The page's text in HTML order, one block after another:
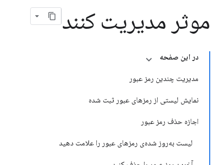
موثر مدیریت کنند
در این صفحه
مدیریت چندین رمز عبور
نمایش لیستی از رمزهای عبور ثبت شده
اجازه حذف رمز عبور
لیست به‌روز شده‌ی رمزهای عبور را علامت دهید